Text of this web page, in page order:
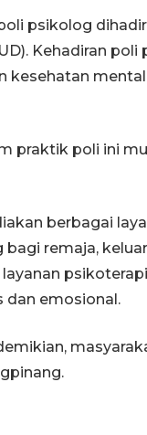
psikolog
Kehadiran
kesehatan
praktik poli ini
berbagai
remaja,
dan emosional.